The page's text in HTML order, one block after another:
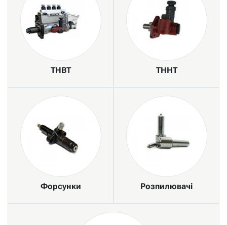
ТНВТ ТННТ
Форсунки Розпилювачі